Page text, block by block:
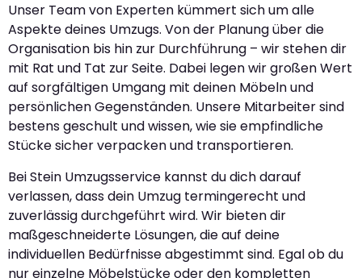
Unser Team von Experten kümmert sich um alle
Aspekte deines Umzugs. Von der Planung über die
Organisation bis hin zur Durchführung – wir stehen dir
mit Rat und Tat zur Seite. Dabei legen wir großen Wert
auf sorgfältigen Umgang mit deinen Möbeln und
persönlichen Gegenständen. Unsere Mitarbeiter sind
bestens geschult und wissen, wie sie empfindliche
Stücke sicher verpacken und transportieren.
Bei Stein Umzugsservice kannst du dich darauf
verlassen, dass dein Umzug termingerecht und
zuverlässig durchgeführt wird. Wir bieten dir
maßgeschneiderte Lösungen, die auf deine
individuellen Bedürfnisse abgestimmt sind. Egal ob du
nur einzelne Möbelstücke oder den kompletten